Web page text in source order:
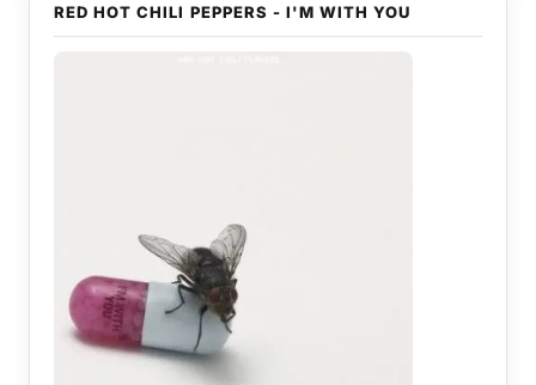
RED HOT CHILI PEPPERS - I'M WITH YOU